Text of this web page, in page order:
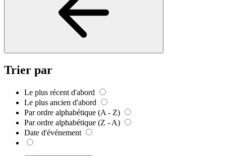
Trier par
Le plus récent d'abord
Le plus ancien d'abord
Par ordre alphabétique (A - Z)
Par ordre alphabétique (Z - A)
Date d'événement